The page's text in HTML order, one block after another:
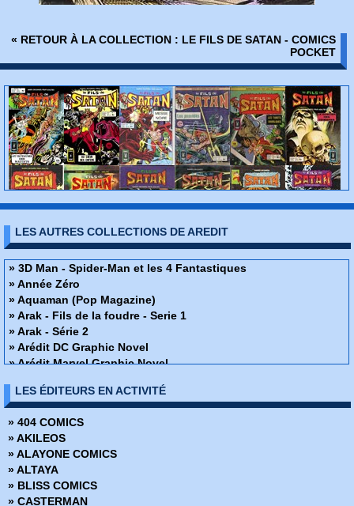
« RETOUR À LA COLLECTION : LE FILS DE SATAN - COMICS
POCKET
LES AUTRES COLLECTIONS DE AREDIT
» 3D Man - Spider-Man et les 4 Fantastiques
» Année Zéro
» Aquaman (Pop Magazine)
» Arak - Fils de la foudre - Serie 1
» Arak - Série 2
» Arédit DC Graphic Novel
» Arédit Marvel Graphic Novel
» Artima Color Marvel Géant
» Atari Force
» Atom - Artima Color DC Géant
» Atom (Pop Magazine)
» Best of Marvel
» Bomba (Pop Magazine)
» Camelot 3000
LES ÉDITEURS EN ACTIVITÉ
» 404 COMICS
» AKILEOS
» ALAYONE COMICS
» ALTAYA
» BLISS COMICS
» CASTERMAN